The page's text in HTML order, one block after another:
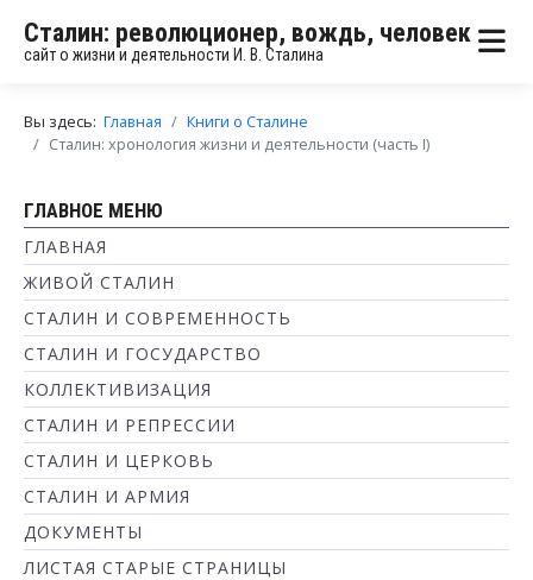
Сталин: революционер, вождь, человек
сайт о жизни и деятельности И. В. Сталина
Вы здесь: Главная
Книги о Сталине
Сталин: хронология жизни и деятельности (часть I)
ГЛАВНОЕ МЕНЮ
ГЛАВНАЯ
ЖИВОЙ СТАЛИН
СТАЛИН И СОВРЕМЕННОСТЬ
СТАЛИН И ГОСУДАРСТВО
КОЛЛЕКТИВИЗАЦИЯ
СТАЛИН И РЕПРЕССИИ
СТАЛИН И ЦЕРКОВЬ
СТАЛИН И АРМИЯ
ДОКУМЕНТЫ
ЛИСТАЯ СТАРЫЕ СТРАНИЦЫ